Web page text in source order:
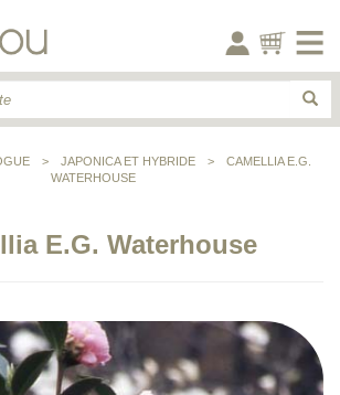
> JAPONICA ET HYBRIDE >
CAMELLIA E.G.
WATERHOUSE
E.G. Waterhouse